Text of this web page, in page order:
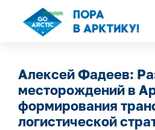
Алексей Фадеев:
месторождений в
формирования
логистической